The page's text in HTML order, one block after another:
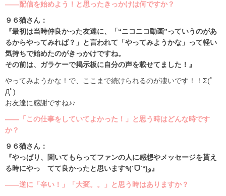
――配信を始めよう！と思ったきっかけは何ですか？
９６猫さん：
『最初は当時仲良かった友達に、「“ニコニコ動画”っていうのがあ
るからやってみれば？」と言われて「やってみようかな」って軽い
気持ちで始めたのがきっかけですね。
その前は、ガラケーで掲示板に自分の声を載せてました！』
やってみようかな！で、ここまで続けられるのが凄いです！！Σ(ﾟ
Дﾟ)
お友達に感謝ですね♪♪
――「この仕事をしていてよかった！」と思う時はどんな時です
か？
９６猫さん：
『やっぱり、聞いてもらってファンの人に感想やメッセージを貰え
る時にやっ てて良かったと思います٩(ˊᗜˋ*)و』
――逆に「辛い！」「大変。。」と思う時はありますか？